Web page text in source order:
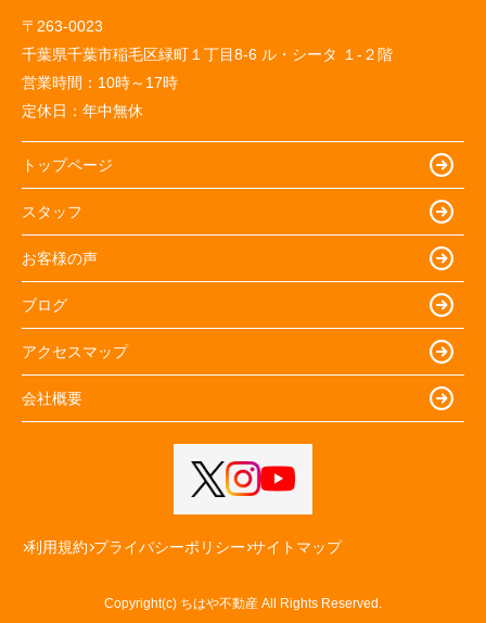
〒263-0023
千葉県千葉市稲毛区緑町１丁目8-6 ル・シータ １-２階
営業時間： 10時～17時
定休日： 年中無休
トップページ
スタッフ
お客様の声
ブログ
アクセスマップ
会社概要
利用規約 プライバシーポリシー サイトマップ
Copyright(c) ちはや不動産 All Rights Reserved.